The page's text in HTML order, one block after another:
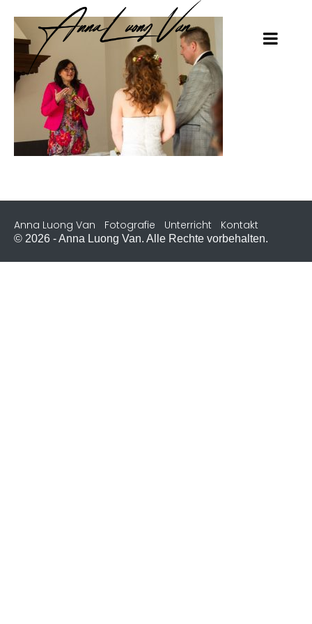
Anna Luong Van Fotografie Unterricht Kontakt
© 2026 - Anna Luong Van. Alle Rechte vorbehalten.